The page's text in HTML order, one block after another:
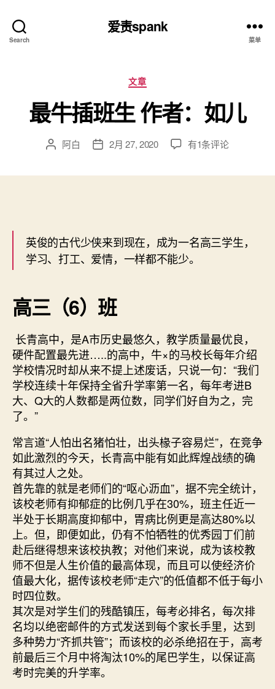
Search
爱责spank
菜单
分
类
文章
最牛插班生 作者：如儿
文 阿白
发 2月 27, 2020
最
如
儿
有1条评论
英俊的古代少侠来到现在，成为一名高三学生，
学习、打工、爱情，一样都不能少。
高三（6）班
长青高中，是A市历史最悠久，教学质量最优良，
硬件配置最先进…..的高中，牛×的马校长每年介绍
学校情况时却从来不提上述废话，只说一句：“我们
学校连续十年保持全省升学率第一名，每年考进B
大、Q大的人数都是两位数，同学们好自为之，完
了。”
常言道“人怕出名猪怕壮，出头椽子容易烂”，在竞争
如此激烈的今天，长青高中能有如此辉煌战绩的确
有其过人之处。
首先靠的就是老师们的“呕心沥血”，据不完全统计，
该校老师有抑郁症的比例几乎在30%，班主任近一
半处于长期高度抑郁中，胃病比例更是高达80%以
上。但，即便如此，仍有不怕牺牲的优秀园丁们前
赴后继得想来该校执教；对他们来说，成为该校教
师不但是人生价值的最高体现，而且可以使经济价
值最大化，据传该校老师“走穴”的低值都不低于每小
时四位数。
其次是对学生们的残酷镇压，每考必排名，每次排
名均以绝密邮件的方式发送到每个家长手里，达到
多种势力“齐抓共管”；而该校的必杀绝招在于，高考
前最后三个月中将淘汰10%的尾巴学生，以保证高
考时完美的升学率。